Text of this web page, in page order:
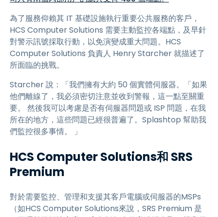
為了服務仰賴其 IT 基礎設施執行重要公共服務的客戶，
HCS Computer Solutions 需要主動監控各端點，及早針
對警示訊號採取行動，以免演變成重大問題。HCS
Computer Solutions 負責人 Henry Starcher 就描述了
所面臨的挑戰。
Starcher 說：「我們擁有大約 50 個實體伺服器。「如果
他們離線了，我必須密切注意並收到警報，這一點至關重
要。 然後我可以考慮是否有伺服器問題或 ISP 問題，在我
所在的地方，這些問題已經很普遍了。Splashtop 幫助我
們監控很多事情。 」
HCS Computer Solutions和 SRS
Premium
對於需要監控、管理和支援其客戶電腦或伺服器的MSPs
（如HCS Computer Solutions來說，SRS Premium 是